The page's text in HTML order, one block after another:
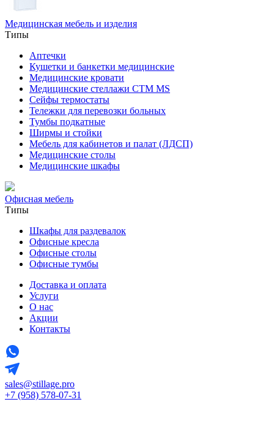
Медицинская мебель и изделия
Типы
Аптечки
Кушетки и банкетки медицинские
Медицинские кровати
Медицинские стеллажи CTM MS
Сейфы термостаты
Тележки для перевозки больных
Тумбы подкатные
Ширмы и стойки
Мебель для кабинетов и палат (ЛДСП)
Медицинские столы
Медицинские шкафы
Офисная мебель
Типы
Шкафы для раздевалок
Офисные кресла
Офисные столы
Офисные тумбы
Доставка и оплата
Услуги
О нас
Акции
Контакты
sales@stillage.pro
+7 (958) 578-07-31